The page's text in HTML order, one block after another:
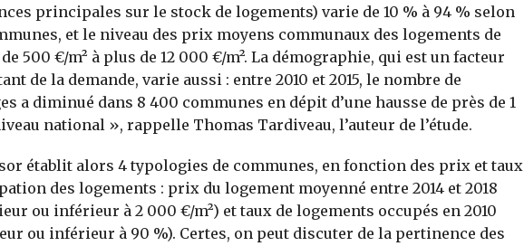
principales sur le stock de logements) varie de 10 % à 94 % selon
et le niveau des prix moyens communaux des logements de
500 €/m² à plus de 12 000 €/m². La démographie, qui est un facteur
de la demande, varie aussi : entre 2010 et 2015, le nombre de
a diminué dans 8 400 communes en dépit d’une hausse de près de 1
national », rappelle Thomas Tardiveau, l’auteur de l’étude.
établit alors 4 typologies de communes, en fonction des prix et taux
des logements : prix du logement moyenné entre 2014 et 2018
ou inférieur à 2 000 €/m²) et taux de logements occupés en 2010
ou inférieur à 90 %). Certes, on peut discuter de la pertinence des